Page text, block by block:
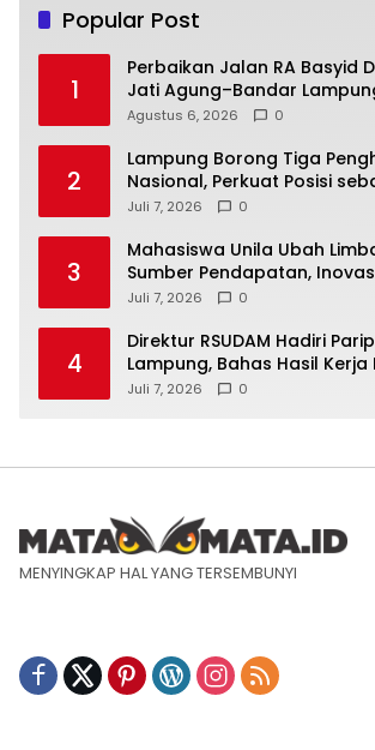
Popular Post
1
Perbaikan Jalan RA Basyid
Jati Agung–Bandar
Lancar
Agustus 6, 2026 0
2
Lampung Borong Tiga
Nasional, Perkuat Posisi
Penggerak Ekonomi Syariah
Juli 7, 2026 0
3
Mahasiswa Unila Ubah
Sumber Pendapatan,
Krui Raih Pengakuan Nasional
Juli 7, 2026 0
4
Direktur RSUDAM Hadiri
Lampung, Bahas Hasil Kerja
Laporan Keuangan 2025
Juli 7, 2026 0
MENYINGKAP HAL YANG TERSEMBUNYI